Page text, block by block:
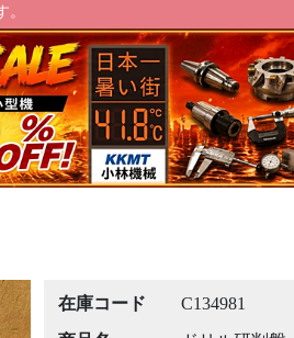
。
在庫コード
C134981